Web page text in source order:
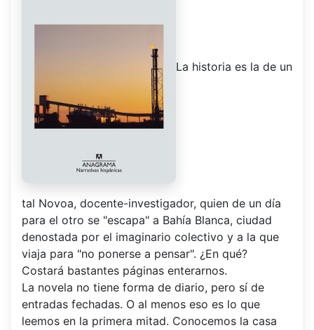
La historia es la de un
tal Novoa, docente-investigador, quien de un día
para el otro se "escapa" a Bahía Blanca, ciudad
denostada por el imaginario colectivo y a la que
viaja para "no ponerse a pensar". ¿En qué?
Costará bastantes páginas enterarnos.
La novela no tiene forma de diario, pero sí de
entradas fechadas. O al menos eso es lo que
leemos en la primera mitad. Conocemos la casa